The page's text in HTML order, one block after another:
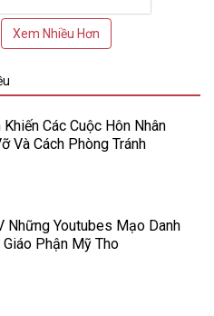
Xem Nhiều Hơn
Các Cuộc Hôn Nhân
Và Cách Phòng Tránh
Những Youtubes Mạo Danh
Phận Mỹ Tho